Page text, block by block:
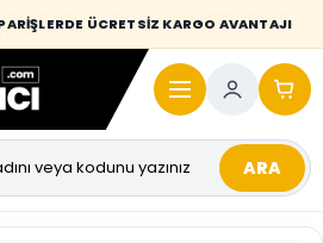
ÜCRETSİZ KARGO AVANTAJI
parçalarında taşıma bedeli alıcıya
ARA